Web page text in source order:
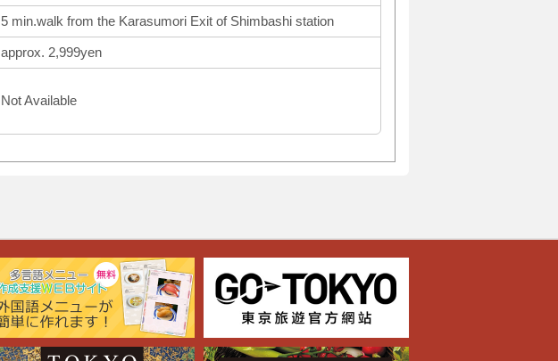
5 min.walk from the Karasumori Exit of Shimbashi station
approx. 2,999yen
Not Available